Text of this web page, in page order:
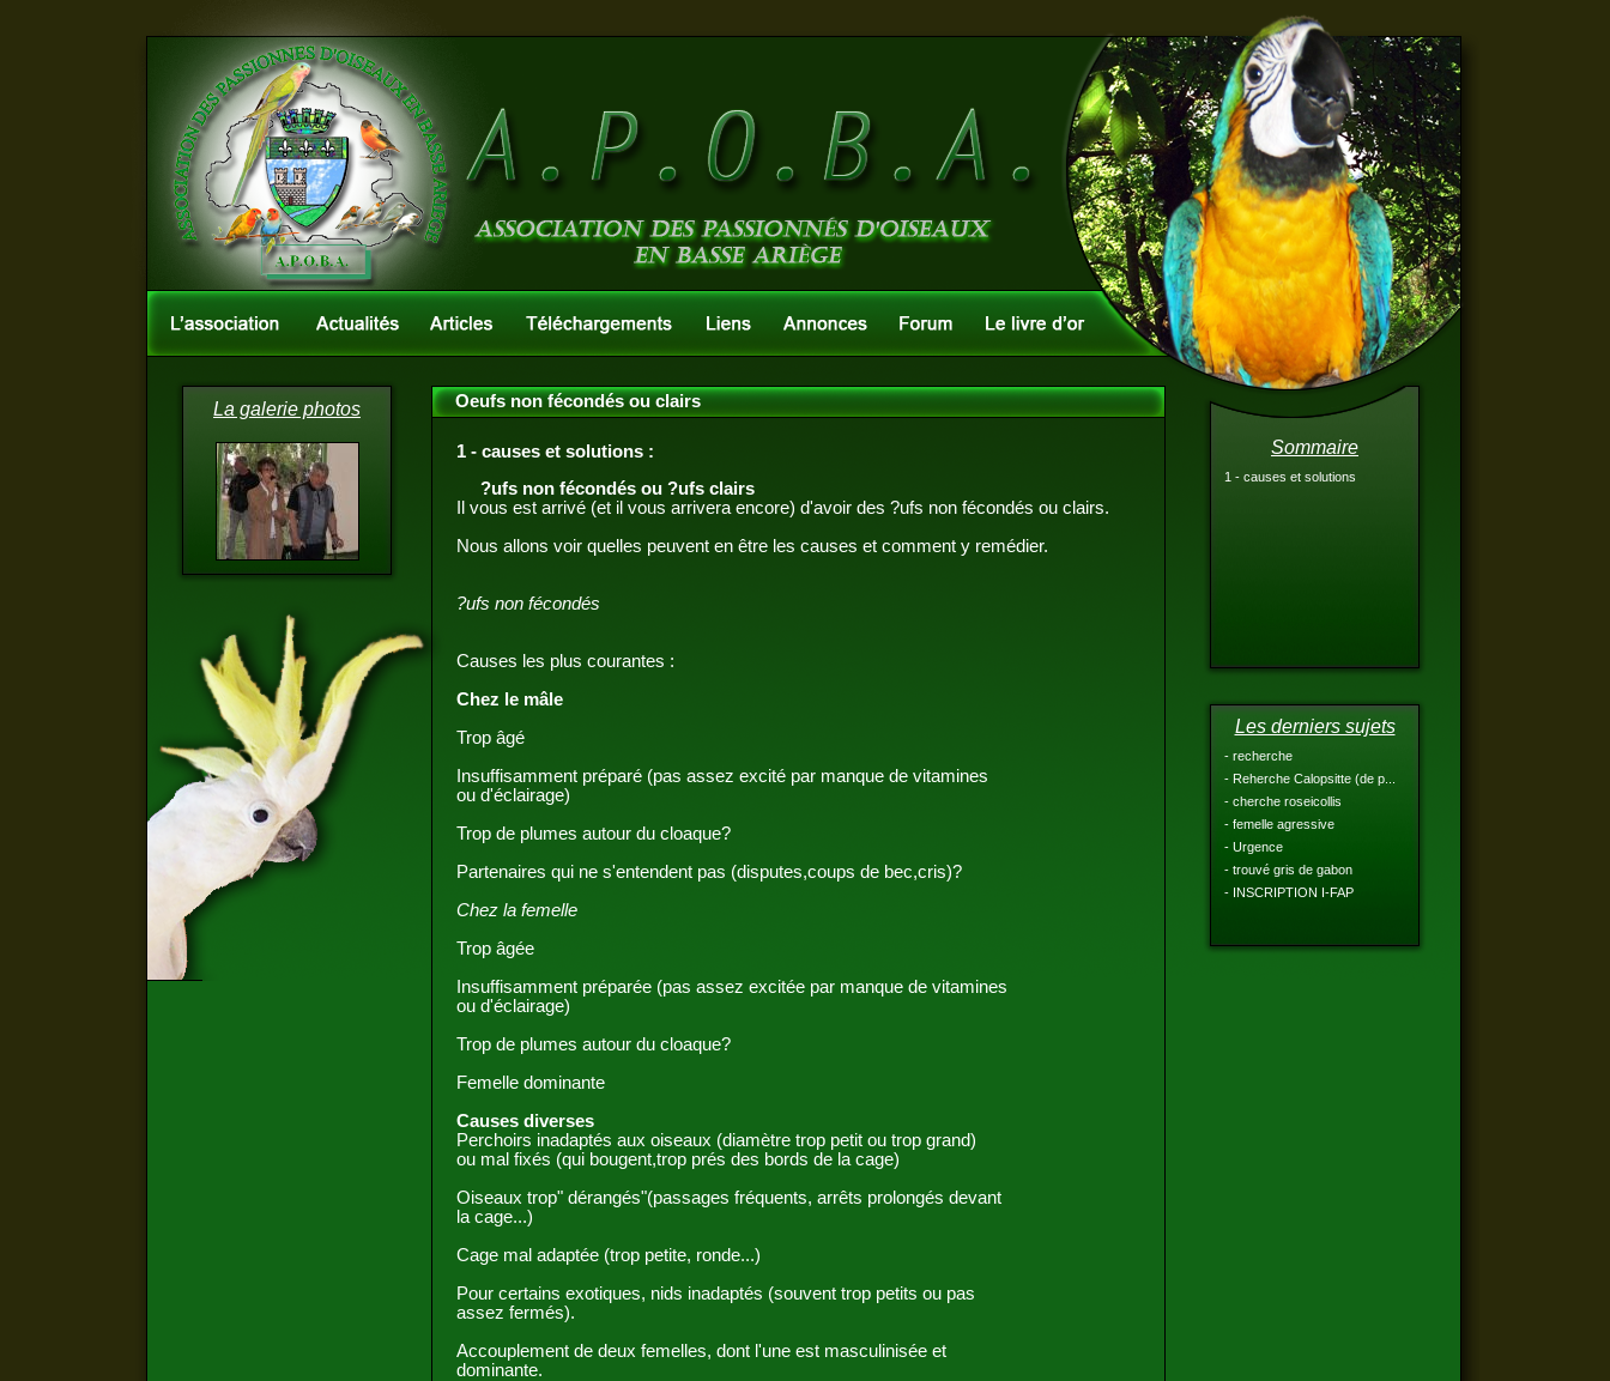
La galerie photos Oeufs non fécondés ou clairs
1 - causes et solutions :
?ufs non fécondés ou ?ufs clairs
Il vous est arrivé (et il vous arrivera encore) d'avoir des ?ufs non fécondés ou clairs.
Nous allons voir quelles peuvent en être les causes et comment y remédier.
?ufs non fécondés
Causes les plus courantes :
Chez le mâle
Trop âgé
Insuffisamment préparé (pas assez excité par manque de vitamines
ou d'éclairage)
Trop de plumes autour du cloaque?
Partenaires qui ne s'entendent pas (disputes,coups de bec,cris)?
Chez la femelle
Trop âgée
Insuffisamment préparée (pas assez excitée par manque de vitamines
ou d'éclairage)
Trop de plumes autour du cloaque?
Femelle dominante
Causes diverses
Perchoirs inadaptés aux oiseaux (diamètre trop petit ou trop grand)
ou mal fixés (qui bougent,trop prés des bords de la cage)
Oiseaux trop" dérangés"(passages fréquents, arrêts prolongés devant
la cage...)
Cage mal adaptée (trop petite, ronde...)
Pour certains exotiques, nids inadaptés (souvent trop petits ou pas
assez fermés).
Accouplement de deux femelles, dont l'une est masculinisée et
dominante.
Sommaire
1 - causes et solutions
Les derniers sujets
- recherche
- Reherche Calopsitte (de p...
- cherche roseicollis
- femelle agressive
- Urgence
- trouvé gris de gabon
- INSCRIPTION I-FAP